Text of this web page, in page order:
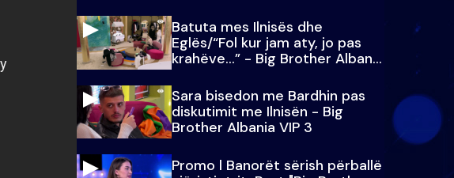
Batuta mes Ilnisës dhe
Eglës/“Fol kur jam aty, jo pas
krahëve…” - Big Brother Albania
VIP 3
Sara bisedon me Bardhin pas
diskutimit me Ilnisën - Big
Brother Albania VIP 3
Promo l Banorët sërish përballë